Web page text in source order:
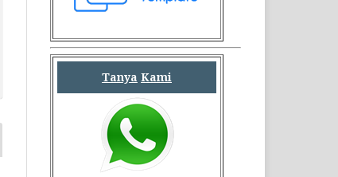
Tanya Kami